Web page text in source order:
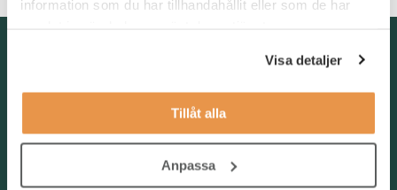
information som du har tillhandahållit eller som de har
Visa detaljer
Tillåt alla
Anpassa
info@tng.se
Boka möte